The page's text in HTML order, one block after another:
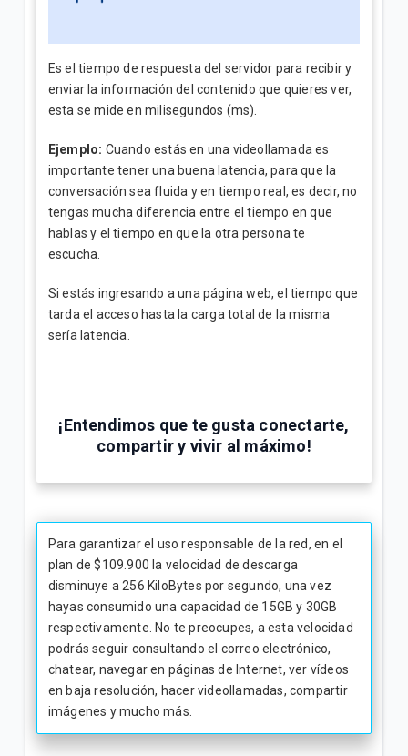
Es el tiempo de respuesta del servidor para recibir y
enviar la información del contenido que quieres ver,
esta se mide en milisegundos (ms).
Ejemplo: Cuando estás en una videollamada es
importante tener una buena latencia, para que la
conversación sea fluida y en tiempo real, es decir, no
tengas mucha diferencia entre el tiempo en que
hablas y el tiempo en que la otra persona te
escucha.
Si estás ingresando a una página web, el tiempo que
tarda el acceso hasta la carga total de la misma
sería latencia.
¡Entendimos que te gusta conectarte,
compartir y vivir al máximo!
Para garantizar el uso responsable de la red, en el
plan de $109.900 la velocidad de descarga
disminuye a 256 KiloBytes por segundo, una vez
hayas consumido una capacidad de 15GB y 30GB
respectivamente. No te preocupes, a esta velocidad
podrás seguir consultando el correo electrónico,
chatear, navegar en páginas de Internet, ver vídeos
en baja resolución, hacer videollamadas, compartir
imágenes y mucho más.